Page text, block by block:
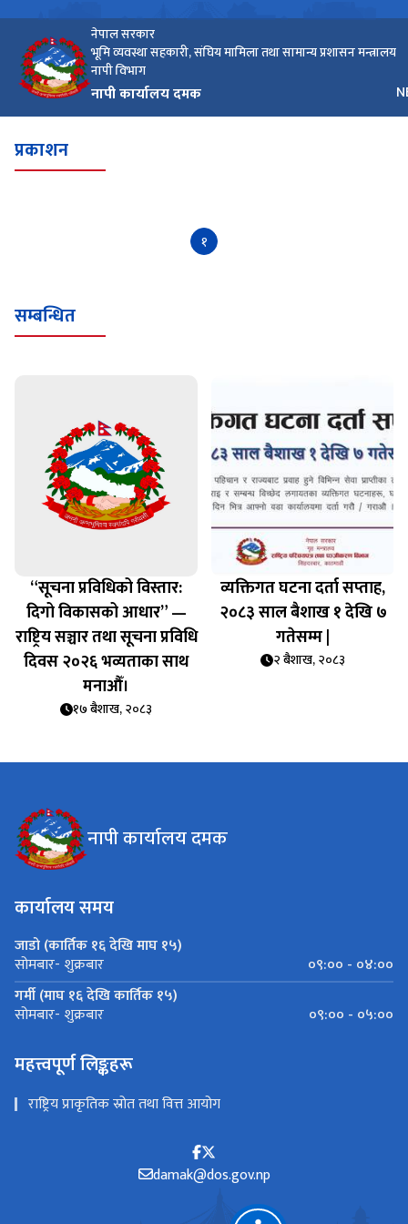
नेपाल सरकार
भूमि व्यवस्था सहकारी, संघिय मामिला तथा सामान्य प्रशासन मन्त्रालय
नापी विभाग
नापी कार्यालय दमक
प्रकाशन
१
सम्बन्धित
“सूचना प्रविधिको विस्तार:
दिगो विकासको आधार” —
राष्ट्रिय सञ्चार तथा सूचना प्रविधि
दिवस २०२६ भव्यताका साथ
मनाऔँ।
१७ बैशाख, २०८३
व्यक्तिगत घटना दर्ता सप्‍ताह,
२०८३ साल बैशाख १ देखि ७
गतेसम्म |
२ बैशाख, २०८३
नापी कार्यालय दमक
कार्यालय समय
जाडो (कार्तिक १६ देखि माघ १५)
सोमबार- शुक्रबार
०९:०० - ०४:००
गर्मी (माघ १६ देखि कार्तिक १५)
सोमबार- शुक्रबार ०९:०० - ०५:००
महत्त्वपूर्ण लिङ्कहरू
राष्ट्रिय प्राकृतिक स्रोत तथा वित्त आयोग
damak@dos.gov.np